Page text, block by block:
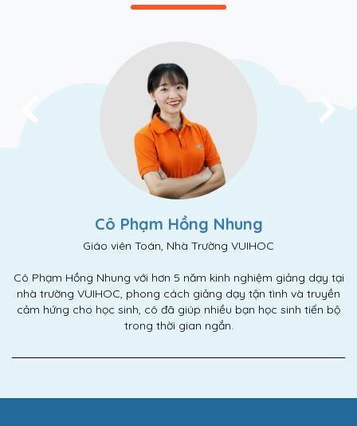
Cô Phạm Hồng Nhung
Giáo viên Toán, Nhà Trường VUIHOC
Cô Phạm Hồng Nhung với hơn 5 năm kinh nghiệm giảng dạy tại
nhà trường VUIHOC, phong cách giảng dạy tận tình và truyền
cảm hứng cho học sinh, cô đã giúp nhiều bạn học sinh tiến bộ
trong thời gian ngắn.